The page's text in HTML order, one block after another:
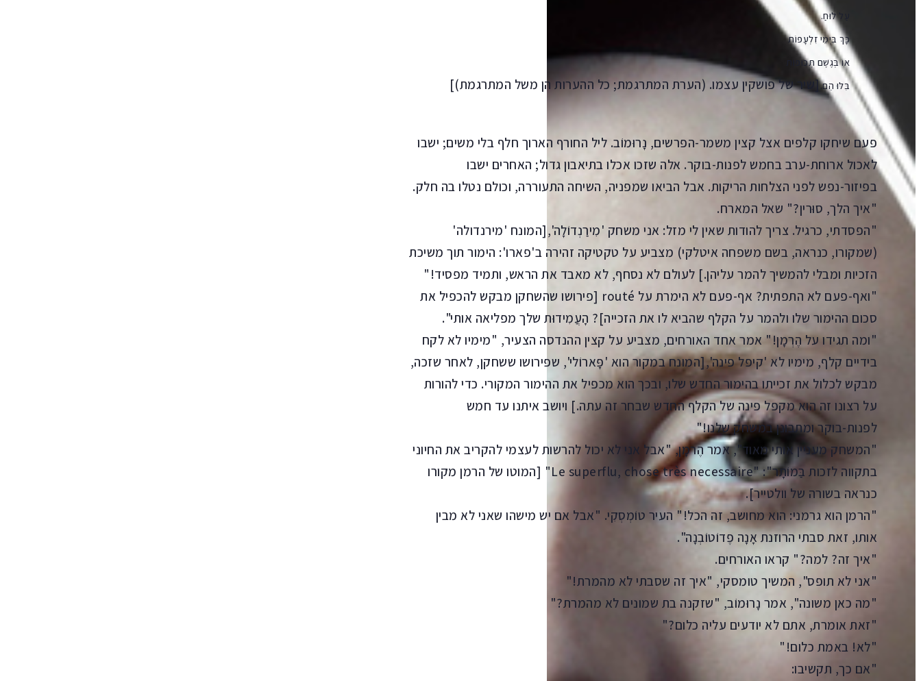
עַל לוּחַ.
כָּךְ בִּיְמֵי זִלְעָפוֹת
אוֹ בְּגֶשֶׁם תְּכוּפוֹת
בִּלּוּ הֵם.[שיר של פושקין עצמו. (הערת המתרגמת; כל ההערות הן משל המתרגמת)]
פעם שיחקו קלפים אצל קצין משמר-הפרשים, נָרוּמוֹב. ליל החורף הארוך חלף בלי משים; ישבו
לאכול ארוחת-ערב בחמש לפנות-בוקר. אלה שזכו אכלו בתיאבון גדול; האחרים ישבו
בפיזור-נפש לפני הצלחות הריקות. אבל הביאו שמפניה, השיחה התעוררה, וכולם נטלו בה חלק.
"איך הלך, סוּרין?" שאל המארח.
"הפסדתי, כרגיל. צריך להודות שאין לי מזל: אני משחק 'מִירַנְדוֹלָה',[המונח 'מירנדולה'
(שמקורו, כנראה, בשם משפחה איטלקי) מצביע על טקטיקה זהירה ב'פארו': הימור תוך משיכת
הזכיות ומבלי להמשיך להמר עליהן.] לעולם לא נסחף, לא מאבד את הראש, ותמיד מפסיד!"
"ואף-פעם לא התפתית? אף-פעם לא הימרת על routé [פירושו שהשחקן מבקש להכפיל את
סכום ההימור שלו ולהמר על הקלף שהביא לו את הזכייה]? הָעֲמִידוּת שלך מפליאה אותי".
"ומה תגידו על הֶרְמָן!" אמר אחד האורחים, מצביע על קצין ההנדסה הצעיר, "מימיו לא לקח
בידיים קלף, מימיו לא 'קיפל פינה',[המונח במקור הוא 'פָּארוֹלי', שפירושו ששחקן, לאחר שזכה,
מבקש לכלול את זכייתו בהימור החדש שלו, ובכך הוא מכפיל את ההימור המקורי. כדי להורות
על רצונו זה הוא מקפל פינה של הקלף החדש שבחר זה עתה.] ויושב איתנו עד חמש
לפנות-בוקר ומתבונן במשחק שלנו!"
"המשחק מעניין אותי מאוד", אמר הֶרמָן, "אבל אני לא יכול להרשות לעצמי להקריב את החיוני
בתקווה לזכות בַּמוֹתָר": "Le superflu, chose très necessaire" [המוטו של הרמן מקורו
כנראה בשורה של וולטייר].
"הרמן הוא גרמני: הוא מחושב, זה הכל!" העיר טוֹמְסְקִי. "אבל אם יש מישהו שאני לא מבין
אותו, זאת סבתי הרוזנת אָנָה פֶדוֹטוֹבְנָה".
"איך זה? למה?" קראו האורחים.
"אני לא תופס", המשיך טומסקי, "איך זה שסבתי לא מהמרת!"
"מה כאן משונה", אמר נָרוּמוֹב, "שזקנה בת שמונים לא מהמרת?"
"זאת אומרת, אתם לא יודעים עליה כלום?"
"לא! באמת כלום!"
"אם כך, תקשיבו: